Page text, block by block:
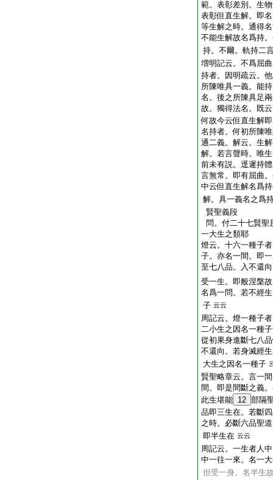
範。表彰差別。生
表彰但直生解。即
等生解之時。通得
不能生解故名爲持
持。不爾。軌持二
増明記云。不爲屈
持者。因明疏云。
所陳唯具一義。能
名。後之所陳具足
故。獨得法名。既
何故今云但直生解
名持者。何初所陳
通二義。解云。生
解。若言聲時。唯
前未有説。逕遲持
言無常。即有屈曲
中云但直生解名爲
解。具一義名之爲
賢聖義段
問。付二十七賢聖
一大生之類耶
燈云。十六一種子
子。亦名一間。即
至七八品。入不還
受一生。即般涅槃
名爲一問。若不經
子 云云
周記云。燈一種子
二小生之因名一種
從初果身進斷七八
不還向。若身滅經
大生之因名一種子
賢聖略章云。言一
間。即是間斷之義
此生堪能 12 部隔
品即三生在。若斷
之時。必斷六品聖
即半生在 云云
周記云。一生者人
中一往一來。名一
但受一身。名半生